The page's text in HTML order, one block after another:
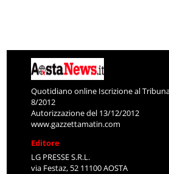
Quotidiano online Iscrizione al
8/2012
Autorizzazione del 13/12/2012
www.gazzettamatin.com
Editore
LG PRESSE S.R.L.
via Festaz, 52 11100 AOSTA